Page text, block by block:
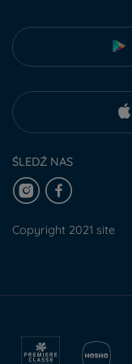
ŚLEDŹ NAS
Copyright 2021 site